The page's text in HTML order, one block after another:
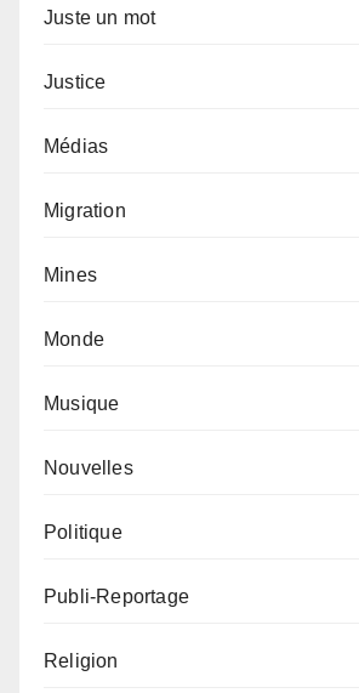
Juste un mot
Justice
Médias
Migration
Mines
Monde
Musique
Nouvelles
Politique
Publi-Reportage
Religion